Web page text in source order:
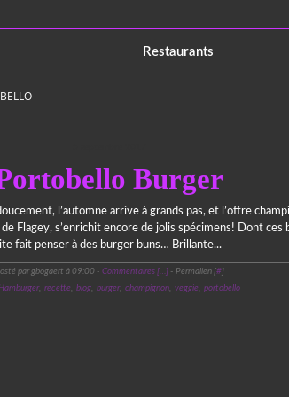
Restaurants
Burger
l’automne arrive à grands pas, et l’offre
Flagey, s’enrichit encore de jolis spécimens! Dont ces
fait penser à des burger buns… Brillante...
par gbogaert à 09:00 - Commentaires […]- Permalien [#]
, recette, blog, burger, champignon, veggie, portobello